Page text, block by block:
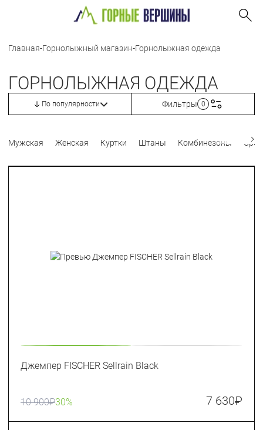
Главная-Горнолыжный магазин-Горнолыжная одежда
ГОРНОЛЫЖНАЯ ОДЕЖДА
По популярности Фильтры 0
Мужская Женская Куртки Штаны Комбинезоны
Джемпер FISCHER Sellrain Black
10 900₽30% 7 630₽